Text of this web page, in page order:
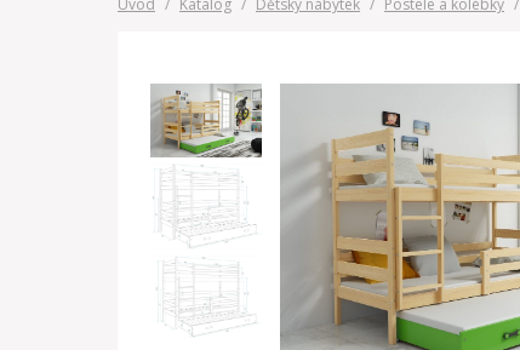
Úvod / Katalog / Dětský nábytek / Postele a kolébky /